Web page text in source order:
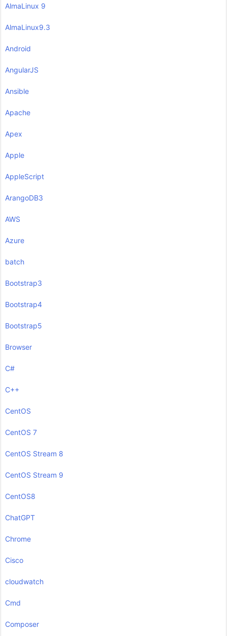
AlmaLinux 9
AlmaLinux9.3
Android
AngularJS
Ansible
Apache
Apex
Apple
AppleScript
ArangoDB3
AWS
Azure
batch
Bootstrap3
Bootstrap4
Bootstrap5
Browser
C#
C++
CentOS
CentOS 7
CentOS Stream 8
CentOS Stream 9
CentOS8
ChatGPT
Chrome
Cisco
cloudwatch
Cmd
Composer